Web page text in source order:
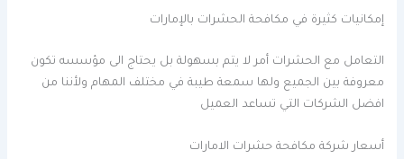
إمكانيات كثيرة في مكافحة الحشرات بالإمارات
التعامل مع الحشرات أمر لا يتم بسهولة بل يحتاج الى مؤسسه تكون
معروفة بين الجميع ولها سمعة طيبة في مختلف المهام ولأننا من
افضل الشركات التي تساعد العميل
أسعار شركة مكافحة حشرات الامارات